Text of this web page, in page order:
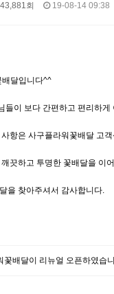
회 19-08-14 09:38
배달입니다^^
들이 보다 간편하고 편리하
항은 사구플라워꽃배달 고
끗하고 투명한 꽃배달을 이
을 찾아주셔서 감사합니다.
꽃배달이 리뉴얼 오픈하였습